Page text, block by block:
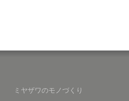
ミヤザワのモノづくり